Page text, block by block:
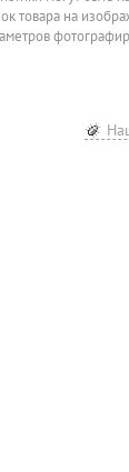
товара на